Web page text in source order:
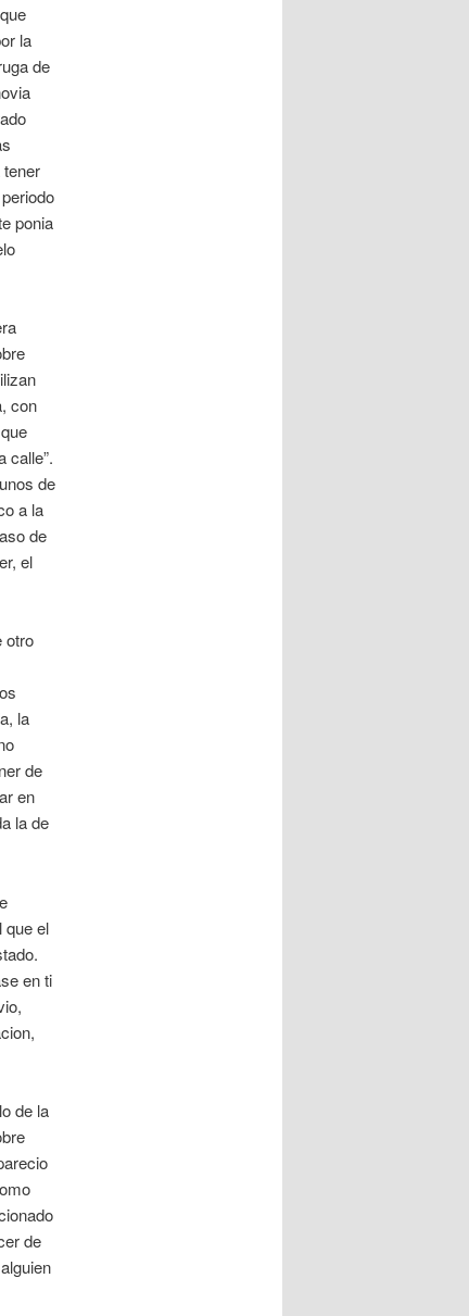
la
de
ponia
con
calle”.
de
a la
de
el
otro
la
de
en
la de
que el
en ti
de la
de